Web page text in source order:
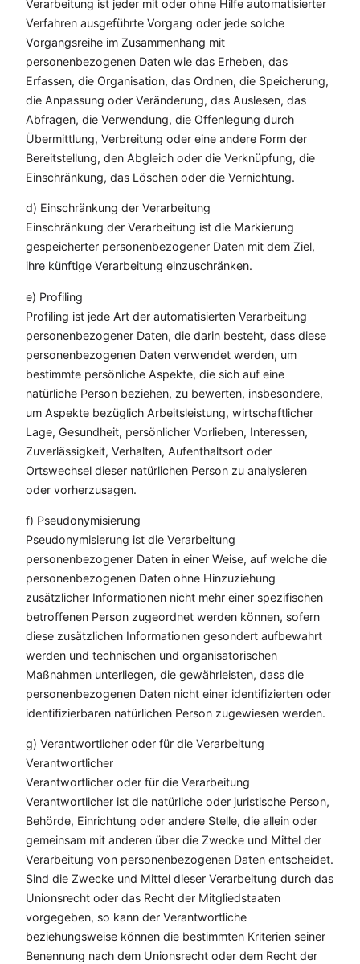
Verarbeitung ist jeder mit oder ohne Hilfe automatisierter
Verfahren ausgeführte Vorgang oder jede solche
Vorgangsreihe im Zusammenhang mit
personenbezogenen Daten wie das Erheben, das
Erfassen, die Organisation, das Ordnen, die Speicherung,
die Anpassung oder Veränderung, das Auslesen, das
Abfragen, die Verwendung, die Offenlegung durch
Übermittlung, Verbreitung oder eine andere Form der
Bereitstellung, den Abgleich oder die Verknüpfung, die
Einschränkung, das Löschen oder die Vernichtung.
d) Einschränkung der Verarbeitung
Einschränkung der Verarbeitung ist die Markierung
gespeicherter personenbezogener Daten mit dem Ziel,
ihre künftige Verarbeitung einzuschränken.
e) Profiling
Profiling ist jede Art der automatisierten Verarbeitung
personenbezogener Daten, die darin besteht, dass diese
personenbezogenen Daten verwendet werden, um
bestimmte persönliche Aspekte, die sich auf eine
natürliche Person beziehen, zu bewerten, insbesondere,
um Aspekte bezüglich Arbeitsleistung, wirtschaftlicher
Lage, Gesundheit, persönlicher Vorlieben, Interessen,
Zuverlässigkeit, Verhalten, Aufenthaltsort oder
Ortswechsel dieser natürlichen Person zu analysieren
oder vorherzusagen.
f) Pseudonymisierung
Pseudonymisierung ist die Verarbeitung
personenbezogener Daten in einer Weise, auf welche die
personenbezogenen Daten ohne Hinzuziehung
zusätzlicher Informationen nicht mehr einer spezifischen
betroffenen Person zugeordnet werden können, sofern
diese zusätzlichen Informationen gesondert aufbewahrt
werden und technischen und organisatorischen
Maßnahmen unterliegen, die gewährleisten, dass die
personenbezogenen Daten nicht einer identifizierten oder
identifizierbaren natürlichen Person zugewiesen werden.
g) Verantwortlicher oder für die Verarbeitung
Verantwortlicher
Verantwortlicher oder für die Verarbeitung
Verantwortlicher ist die natürliche oder juristische Person,
Behörde, Einrichtung oder andere Stelle, die allein oder
gemeinsam mit anderen über die Zwecke und Mittel der
Verarbeitung von personenbezogenen Daten entscheidet.
Sind die Zwecke und Mittel dieser Verarbeitung durch das
Unionsrecht oder das Recht der Mitgliedstaaten
vorgegeben, so kann der Verantwortliche
beziehungsweise können die bestimmten Kriterien seiner
Benennung nach dem Unionsrecht oder dem Recht der